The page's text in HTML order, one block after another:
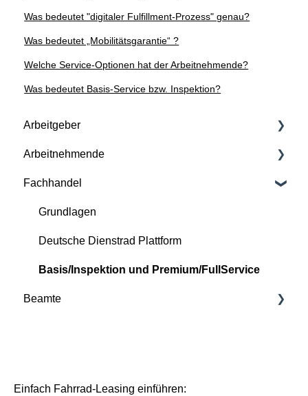
Was bedeutet "digitaler Fulfillment-Prozess" genau?
Was bedeutet „Mobilitätsgarantie“ ?
Welche Service-Optionen hat der Arbeitnehmende?
Was bedeutet Basis-Service bzw. Inspektion?
Arbeitgeber
Vertragliche Grundlagen
Versicherung und Service-Pakete
Kontinuierliche Betreuung durch Deutsche
Arbeitnehmende
Grundlagen
Deutsche Dienstrad Plattform
Bestellprozess
Versicherung und Service-Pakete
Versicherungsfälle
Fachhandel
Grundlagen
Deutsche Dienstrad Plattform
Basis/Inspektion und Premium/FullService
Beamte
Einfach Fahrrad-Leasing einführen: